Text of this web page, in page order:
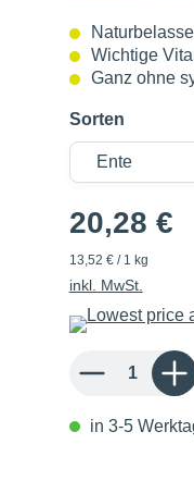
Wichtige
Ganz ohne
Sorten
20,28 €
13,52 € / 1 kg
inkl. MwSt.
Produkt Anzahl:
in 3-5